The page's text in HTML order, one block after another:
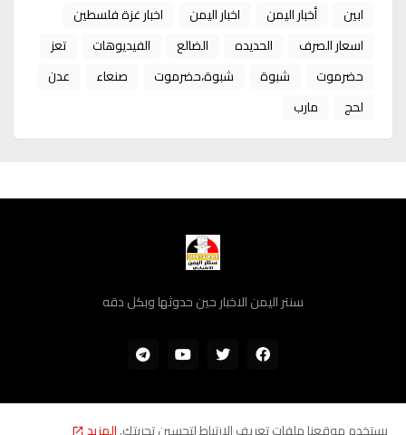
ابين أخبار اليمن اخبار اليمن
اخبار غزة فلسطين
اسعار الصرف
الحديده الضالع الفيديوهات
تعز
حضرموت
شبوة شبوة،حضرموت صنعاء
عدن
لحج
مارب
سنتر اليمن الاخبار حين حدوثها وبكل دقه